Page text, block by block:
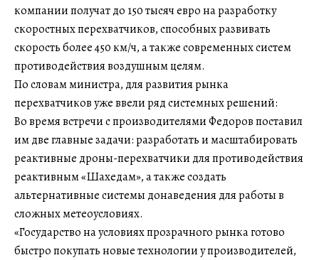
компании получат до 150 тысяч евро на разработку
скоростных перехватчиков, способных развивать
скорость более 450 км/ч, а также современных систем
противодействия воздушным целям.
По словам министра, для развития рынка
перехватчиков уже ввели ряд системных решений:
Во время встречи с производителями Федоров поставил
им две главные задачи: разработать и масштабировать
реактивные дроны-перехватчики для противодействия
реактивным «Шахедам», а также создать
альтернативные системы донаведения для работы в
сложных метеоусловиях.
«Государство на условиях прозрачного рынка готово
быстро покупать новые технологии у производителей,